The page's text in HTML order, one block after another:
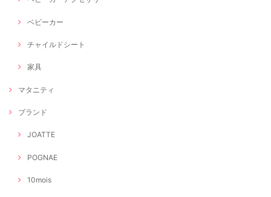
ベビーカー
チャイルドシート
家具
マタニティ
ブランド
JOATTE
POGNAE
10mois